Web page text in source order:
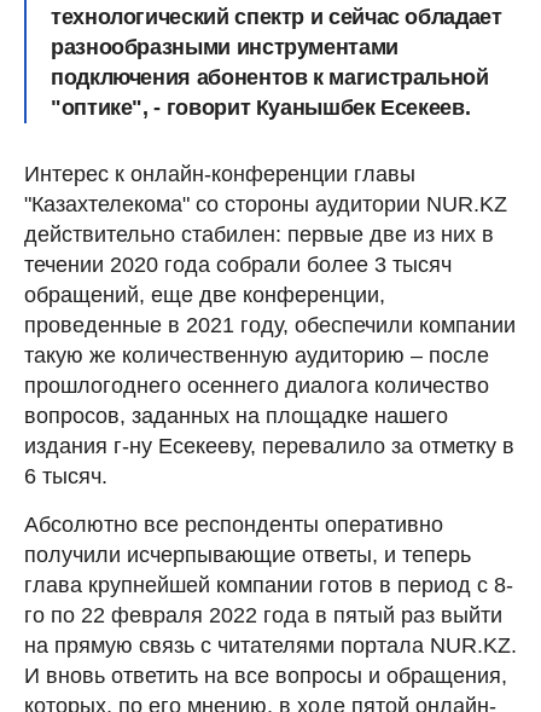
технологический спектр и сейчас обладает
разнообразными инструментами
подключения абонентов к магистральной
"оптике", - говорит Куанышбек Есекеев.
Интерес к онлайн-конференции главы
"Казахтелекома" со стороны аудитории NUR.KZ
действительно стабилен: первые две из них в
течении 2020 года собрали более 3 тысяч
обращений, еще две конференции,
проведенные в 2021 году, обеспечили компании
такую же количественную аудиторию – после
прошлогоднего осеннего диалога количество
вопросов, заданных на площадке нашего
издания г-ну Есекееву, перевалило за отметку в
6 тысяч.
Абсолютно все респонденты оперативно
получили исчерпывающие ответы, и теперь
глава крупнейшей компании готов в период с 8-
го по 22 февраля 2022 года в пятый раз выйти
на прямую связь с читателями портала NUR.KZ.
И вновь ответить на все вопросы и обращения,
которых, по его мнению, в ходе пятой онлайн-